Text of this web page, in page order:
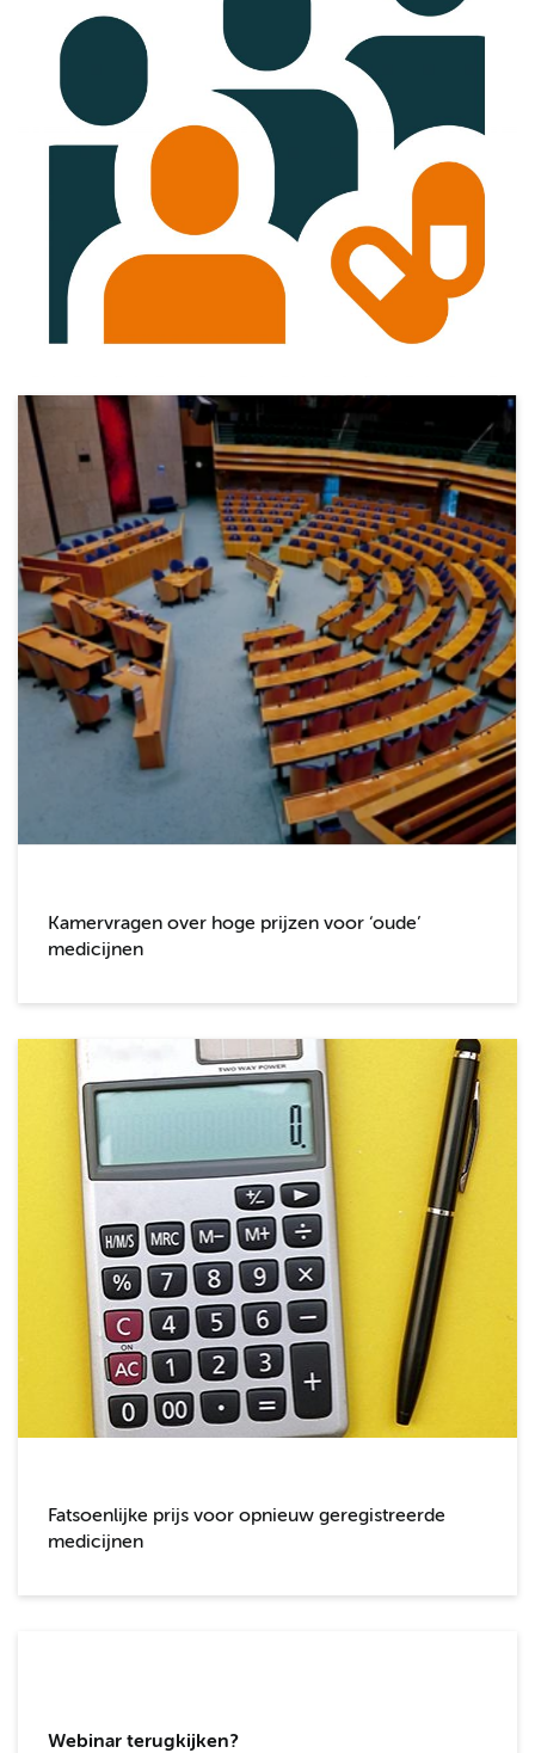
Kamervragen over hoge prijzen voor ‘oude’
medicijnen
Fatsoenlijke prijs voor opnieuw geregistreerde
medicijnen
Webinar terugkijken?